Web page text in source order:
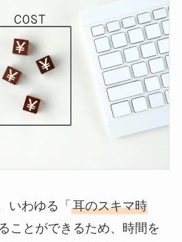
いわゆる「 耳のスキマ時
ことができるため、時間を